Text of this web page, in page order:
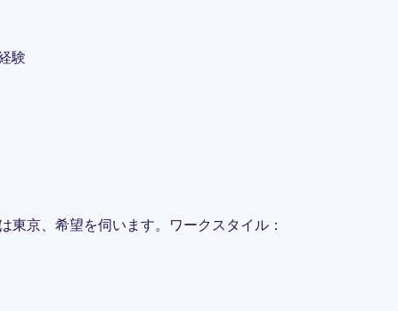
験
京、希望を伺います。ワークスタイル：